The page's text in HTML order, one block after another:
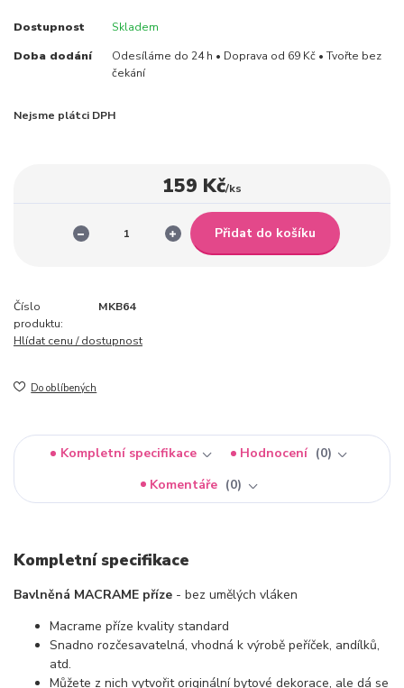
Dostupnost Skladem
Doba dodání
Odesíláme do 24 h • Doprava od 69 Kč • Tvořte bez
čekání
Nejsme plátci DPH
159 Kč/ks
Přidat do košíku
Číslo
produktu:
MKB64
Hlídat cenu / dostupnost
Do oblíbených
Kompletní specifikace Hodnocení
0
Komentáře
0
Kompletní specifikace
Bavlněná MACRAME příze - bez umělých vláken
Macrame příze kvality standard
Snadno rozčesavatelná, vhodná k výrobě peříček, andílků,
atd.
Můžete z nich vytvořit originální bytové dekorace, ale dá se